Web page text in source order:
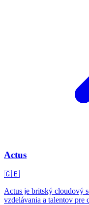
Actus
🇬🇧
Actus je britský cloudový
vzdelávania a talentov pre